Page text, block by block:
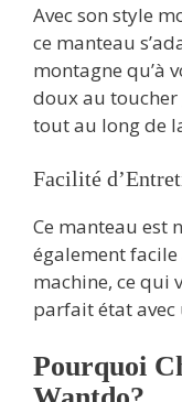
Avec son style
ce manteau
montagne qu’à
doux au
tout au long de
Facilité
Ce manteau est
également
machine, ce qui
parfait état avec
Pourquoi